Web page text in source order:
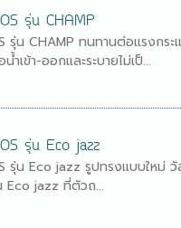
รุ่น CHAMP
รุ่น CHAMP ทนทานต่อแรงก
ข้า-ออกและระบายไม่เป็...
รุ่น Eco jazz
รุ่น Eco jazz รูปทรงแบบให
Eco jazz ที่ตัวถ...